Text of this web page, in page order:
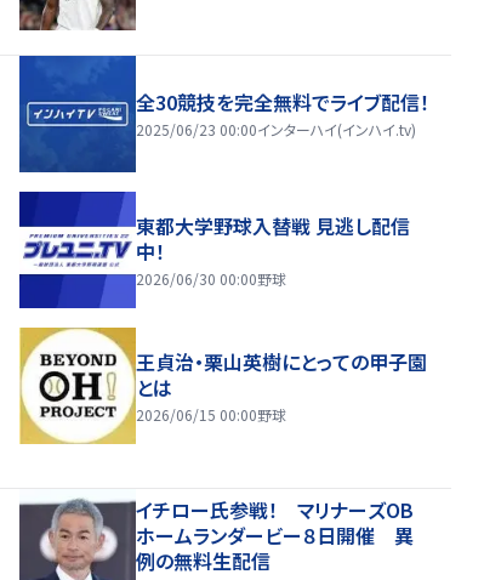
全30競技を完全無料でライブ配信！
2025/06/23 00:00インターハイ(インハイ.tv)
東都大学野球入替戦 見逃し配信
中！
2026/06/30 00:00野球
王貞治・栗山英樹にとっての甲子園
とは
2026/06/15 00:00野球
イチロー氏参戦！ マリナーズOB
ホームランダービー８日開催 異
例の無料生配信